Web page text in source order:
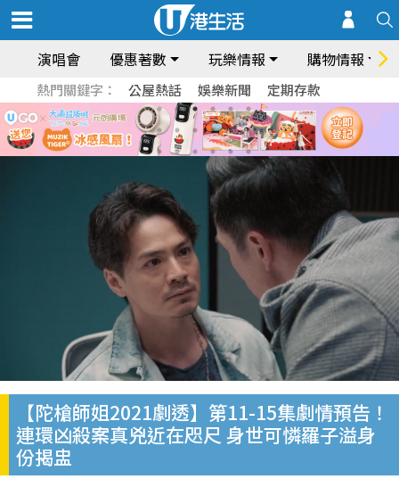
演唱會 優惠著數 玩樂情報 購物情報
熱門關鍵字： 公屋熱話 娛樂新聞 定期存款
【陀槍師姐2021劇透】第11-15集劇情預告！
連環凶殺案真兇近在咫尺 身世可憐羅子溢身
份揭盅